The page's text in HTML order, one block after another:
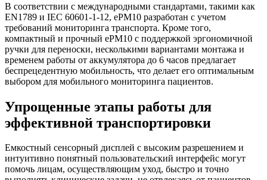
В соответствии с международными стандартами, такими как
EN1789 и IEC 60601-1-12, ePM10 разработан с учетом
требований мониторинга транспорта. Кроме того,
компактный и прочный ePM10 с поддержкой эргономичной
ручки для переноски, несколькими вариантами монтажа и
временем работы от аккумулятора до 6 часов предлагает
беспрецедентную мобильность, что делает его оптимальным
выбором для мобильного мониторинга пациентов.
Упрощенные этапы работы для
эффективной транспортировки
Емкостный сенсорный дисплей с высоким разрешением и
интуитивно понятный пользовательский интерфейс могут
помочь лицам, осуществляющим уход, быстро и точно